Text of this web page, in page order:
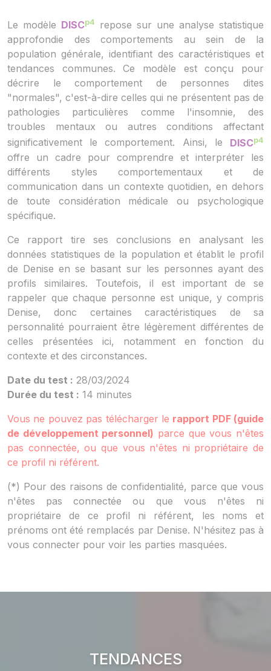
Le modèle DISCp4
repose sur une analyse statistique
approfondie des comportements au sein de la
population générale, identifiant des caractéristiques et
tendances communes. Ce modèle est conçu pour
décrire le comportement de personnes dites
"normales", c'est-à-dire celles qui ne présentent pas de
pathologies particulières comme l'insomnie, des
troubles mentaux ou autres conditions affectant
significativement le comportement. Ainsi, le DISCp4
offre un cadre pour comprendre et interpréter les
différents styles comportementaux et de
communication dans un contexte quotidien, en dehors
de toute considération médicale ou psychologique
spécifique.
Ce rapport tire ses conclusions en analysant les
données statistiques de la population et établit le profil
de Denise en se basant sur les personnes ayant des
profils similaires. Toutefois, il est important de se
rappeler que chaque personne est unique, y compris
Denise, donc certaines caractéristiques de sa
personnalité pourraient être légèrement différentes de
celles présentées ici, notamment en fonction du
contexte et des circonstances.
Date du test : 28/03/2024
Durée du test : 14 minutes
Vous ne pouvez pas télécharger le rapport PDF (guide
de développement personnel) parce que vous n'êtes
pas connectée, ou que vous n'êtes ni propriétaire de
ce profil ni référent.
(*) Pour des raisons de confidentialité, parce que vous
n'êtes pas connectée ou que vous n'êtes ni
propriétaire de ce profil ni référent, les noms et
prénoms ont été remplacés par Denise. N'hésitez pas à
vous connecter pour voir les parties masquées.
TENDANCES